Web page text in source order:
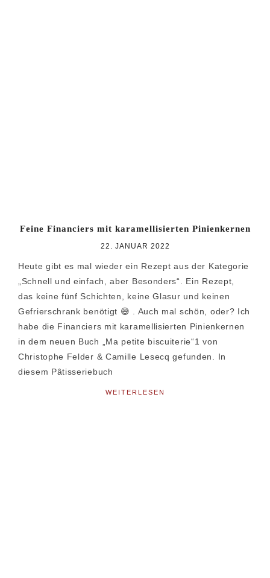
Feine Financiers mit karamellisierten Pinienkernen
22. JANUAR 2022
Heute gibt es mal wieder ein Rezept aus der Kategorie
„Schnell und einfach, aber Besonders“. Ein Rezept,
das keine fünf Schichten, keine Glasur und keinen
Gefrierschrank benötigt 😅 . Auch mal schön, oder? Ich
habe die Financiers mit karamellisierten Pinienkernen
in dem neuen Buch „Ma petite biscuiterie“1 von
Christophe Felder & Camille Lesecq gefunden. In
diesem Pâtisseriebuch
WEITERLESEN